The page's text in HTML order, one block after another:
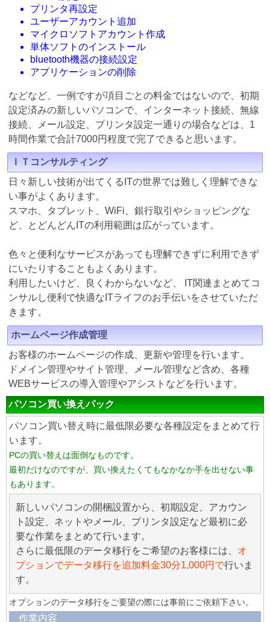
プリンタ再設定
ユーザーアカウント追加
マイクロソフトアカウント作成
単体ソフトのインストール
bluetooth機器の接続設定
アプリケーションの削除
などなど、一例ですが項目ごとの料金ではないので、初期
設定済みの新しいパソコンで、インターネット接続、無線
接続、メール設定、プリンタ設定一通りの場合などは、1
時間作業で合計7000円程度で完了できると思います。
ＩＴコンサルティング
日々新しい技術が出てくるITの世界では難しく理解できな
い事がよくあります。
スマホ、タブレット、WiFi、銀行取引やショッピングな
ど、とどんどんITの利用範囲は広がっています。
色々と便利なサービスがあっても理解できずに利用できず
にいたりすることもよくあります。
利用したいけど、良くわからないなど、 IT関連まとめてコ
ンサルし便利で快適なITライフのお手伝いをさせていただ
きます。
ホームページ作成管理
お客様のホームページの作成、更新や管理を行います。
ドメイン管理やサイト管理、メール管理など含め、各種
WEBサービスの導入管理やアシストなどを行います。
パソコン買い換えパック
パソコン買い替え時に最低限必要な各種設定をまとめて行
います。
PCの買い替えは面倒なものです。
最初だけなのですが、買い換えたくてもなかなか手を出せない事
もあります。
新しいパソコンの開梱設置から、初期設定、アカウン
ト設定、ネットやメール、プリンタ設定など最初に必
要な作業をまとめて行います。
さらに最低限のデータ移行をご希望のお客様には、 オ
プションでデータ移行を追加料金30分1,000円で行いま
す。
オプションのデータ移行をご要望の際には事前にご依頼下さい。
作業内容